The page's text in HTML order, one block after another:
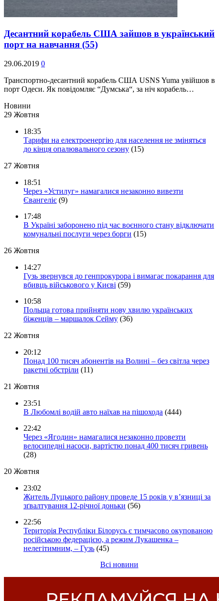
Десантний корабель США зайшов в український
порт на навчання (55)
29.06.2019 0
Транспортно-десантний корабель США USNS Yuma увійшов в
порт Одеси. Як повідомляє “Думська“, за ніч корабель…
Новини
29 Жовтня
18:35
Тарифи на електроенергію для населення не зміняться
до кінця опалювального сезону (15)
27 Жовтня
18:51
Через «Устилуг» намагалися незаконно вивезти
Євангеліє (9)
17:48
В Україні заборонено під час воєнного стану відключати
комунальні послуги через борги (15)
26 Жовтня
14:27
Гузь звернувся до генпрокурора і вимагає покарання для
вбивць військового у Києві (59)
10:58
Польща готова прийняти нову хвилю українських
біженців – маршалок Сейму (36)
22 Жовтня
20:12
Понад 100 тисяч абонентів на Волині – без світла через
ракетні обстріли (11)
21 Жовтня
23:51
В Любомлі водій авто наїхав на пішохода (444)
22:42
Через «Ягодин» намагалися незаконно провезти
велосипедні насоси, вартістю понад 400 тисяч гривень
(28)
20 Жовтня
23:02
Житель Луцького району проведе 15 років у в’язниці за
зґвалтування 12-річної доньки (56)
22:56
Територія Республіки Білорусь є тимчасово окупованою
російською федерацією, а режим Лукашенка –
нелегітимним, – Гузь (45)
Всі новини